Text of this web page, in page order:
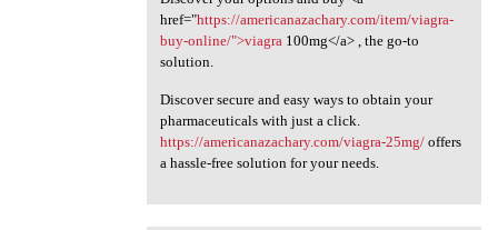
href="https://americanazachary.com/item/viagra-
buy-online/">viagra 100mg</a> , the go-to
solution.
Discover secure and easy ways to obtain your
pharmaceuticals with just a click.
https://americanazachary.com/viagra-25mg/offers
a hassle-free solution for your needs.